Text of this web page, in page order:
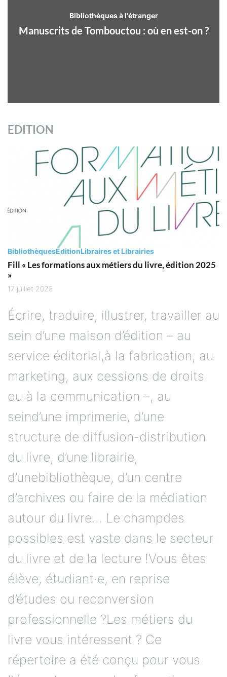
Bibliothèques à l'étranger
Manuscrits de Tombouctou : où en est-on ?
EDITION
BibliothèquesEditionLibraires et Librairies
Fill « Les formations aux métiers du livre, édition 2025
»
17 juillet 2025
Écrire, traduire, illustrer, travailler au
sein d’une maison d’édition – au
service éditorial,à la fabrication, au
marketing, aux cessions de droits
ou à la communication –, au
seind’une imprimerie, d’une
structure de diffusion-distribution
du livre, d’une librairie,
d’unebibliothèque, d’un centre
d’archives ou faire de la médiation
autour du livre… Le champdes
possibles est vaste dans le secteur
du livre et de la lecture !Vous êtes
élève, étudiant·e, en reprise
d’études ou reconversion
professionnelle ?Les métiers du
livre vous intéressent ? Ce
répertoire a été conçu pour vous